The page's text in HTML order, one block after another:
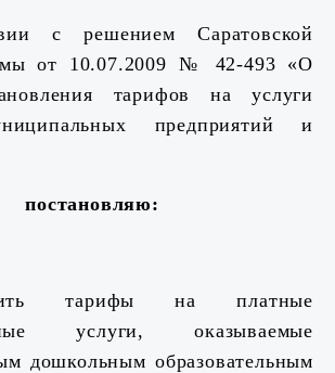
с решением Саратовской
от 10.07.2009 № 42-493 «О
тарифов на услуги
предприятий и
постановляю:
тарифы на платные
услуги, оказываемые
дошкольным образовательным